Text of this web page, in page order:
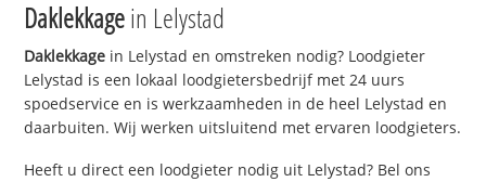
Daklekkagein Lelystad
Daklekkage in Lelystad en omstreken nodig? Loodgieter
Lelystad is een lokaal loodgietersbedrijf met 24 uurs
spoedservice en is werkzaamheden in de heel Lelystad en
daarbuiten. Wij werken uitsluitend met ervaren loodgieters.
Heeft u direct een loodgieter nodig uit Lelystad? Bel ons